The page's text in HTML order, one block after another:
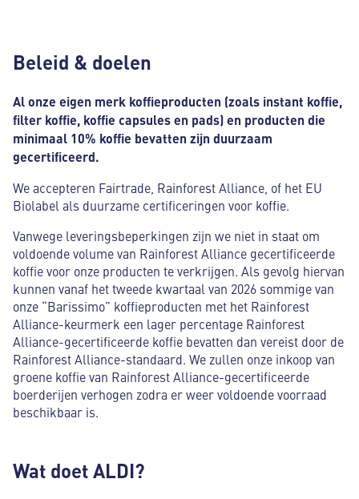
Beleid & doelen
Al onze eigen merk koffieproducten (zoals instant koffie,
filter koffie, koffie capsules en pads) en producten die
minimaal 10% koffie bevatten zijn duurzaam
gecertificeerd.
We accepteren Fairtrade, Rainforest Alliance, of het EU
Biolabel als duurzame certificeringen voor koffie.
Vanwege leveringsbeperkingen zijn we niet in staat om
voldoende volume van Rainforest Alliance gecertificeerde
koffie voor onze producten te verkrijgen. Als gevolg hiervan
kunnen vanaf het tweede kwartaal van 2026 sommige van
onze “Barissimo” koffieproducten met het Rainforest
Alliance-keurmerk een lager percentage Rainforest
Alliance-gecertificeerde koffie bevatten dan vereist door de
Rainforest Alliance-standaard. We zullen onze inkoop van
groene koffie van Rainforest Alliance-gecertificeerde
boerderijen verhogen zodra er weer voldoende voorraad
beschikbaar is.
Wat doet ALDI?